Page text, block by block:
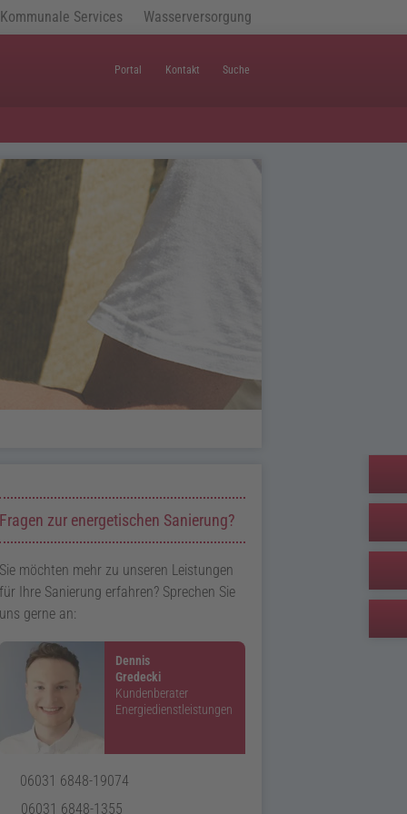
Kommunale Services Wasserversorgung
Portal Kontakt Suche
Zusatzinformationen zur Seite Energetische Sanierung
Fragen zur energetischen Sanierung?
Sie möchten mehr zu unseren Leistungen
für Ihre Sanierung erfahren? Sprechen Sie
uns gerne an:
Dennis
Gredecki
Kundenberater
Energiedienstleistungen
Telefon:
06031 6848-19074
Telefax:
06031 6848-1355